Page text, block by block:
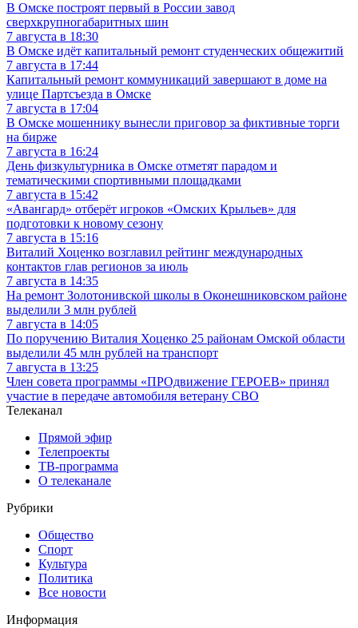
В Омске построят первый в России завод
сверхкрупногабаритных шин
7 августа в 18:30
В Омске идёт капитальный ремонт студенческих общежитий
7 августа в 17:44
Капитальный ремонт коммуникаций завершают в доме на
улице Партсъезда в Омске
7 августа в 17:04
В Омске мошеннику вынесли приговор за фиктивные торги
на бирже
7 августа в 16:24
День физкультурника в Омске отметят парадом и
тематическими спортивными площадками
7 августа в 15:42
«Авангард» отберёт игроков «Омских Крыльев» для
подготовки к новому сезону
7 августа в 15:16
Виталий Хоценко возглавил рейтинг международных
контактов глав регионов за июль
7 августа в 14:35
На ремонт Золотонивской школы в Оконешниковском районе
выделили 3 млн рублей
7 августа в 14:05
По поручению Виталия Хоценко 25 районам Омской области
выделили 45 млн рублей на транспорт
7 августа в 13:25
Член совета программы «ПРОдвижение ГЕРОЕВ» принял
участие в передаче автомобиля ветерану СВО
Телеканал
Прямой эфир
Телепроекты
ТВ-программа
О телеканале
Рубрики
Общество
Спорт
Культура
Политика
Все новости
Информация